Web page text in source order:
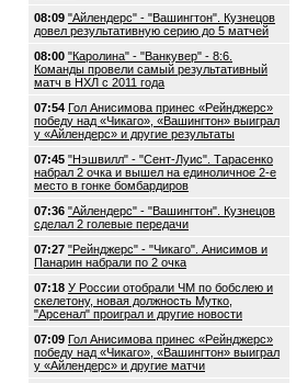
08:09 "Айлендерс" - "Вашингтон". Кузнецов
довел результативную серию до 5 матчей
08:00 "Каролина" - "Ванкувер" - 8:6.
Команды провели самый результативный
матч в НХЛ с 2011 года
07:54 Гол Анисимова принес «Рейнджерс»
победу над «Чикаго», «Вашингтон» выиграл
у «Айлендерс» и другие результаты
07:45 "Нэшвилл" - "Сент-Луис". Тарасенко
набрал 2 очка и вышел на единоличное 2-е
место в гонке бомбардиров
07:36 "Айлендерс" - "Вашингтон". Кузнецов
сделал 2 голевые передачи
07:27 "Рейнджерс" - "Чикаго". Анисимов и
Панарин набрали по 2 очка
07:18 У России отобрали ЧМ по бобслею и
скелетону, новая должность Мутко,
"Арсенал" проиграл и другие новости
07:09 Гол Анисимова принес «Рейнджерс»
победу над «Чикаго», «Вашингтон» выиграл
у «Айлендерс» и другие матчи